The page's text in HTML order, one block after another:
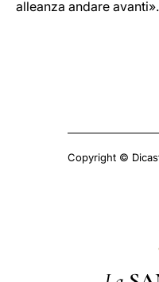
alleanza andare avanti».
Copyright ©